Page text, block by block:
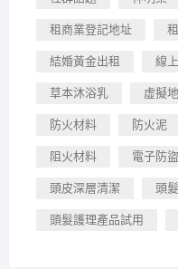
租商業登記地址
結婚黃金出租 線
草本沐浴乳 虛擬
防火材料 防火泥
阻火材料 電子防
頭皮深層清潔 頭
頭髮護理產品試用